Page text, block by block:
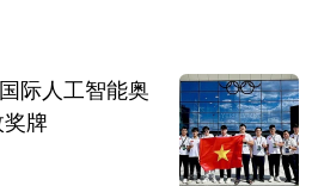
际人工智能奥
牌